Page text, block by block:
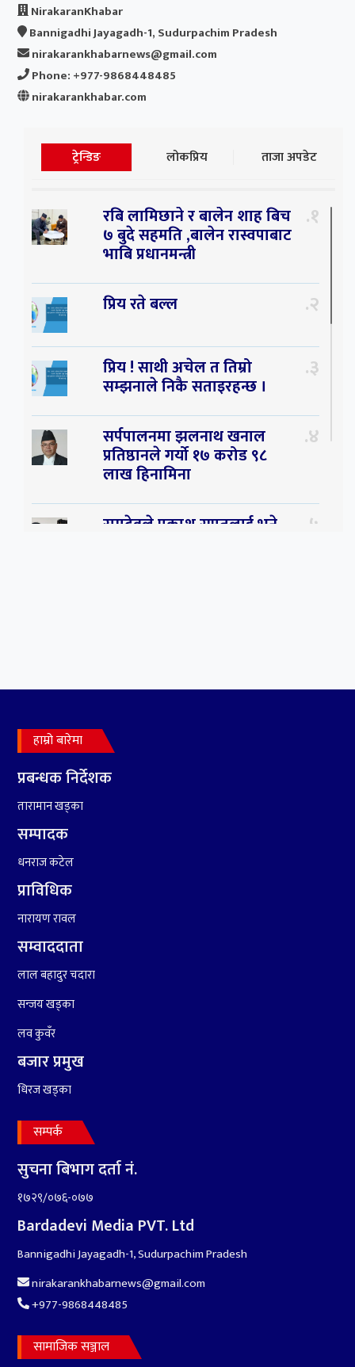
NirakaranKhabar
Bannigadhi Jayagadh-1, Sudurpachim Pradesh
nirakarankhabarnews@gmail.com
Phone: +977-9868448485
nirakarankhabar.com
ट्रेन्डिङ लोकप्रिय ताजा अपडेट
रबि लामिछाने र बालेन शाह बिच
७ बुदे सहमति ,बालेन रास्वपाबाट
भाबि प्रधानमन्त्री
१
प्रिय रते बल्ल २
प्रिय ! साथी अचेल त तिम्रो
सम्झनाले निकै सताइरहन्छ ।
३
सर्पपालनमा झलनाथ खनाल
प्रतिष्ठानले गर्यो १७ करोड ९८
लाख हिनामिना
४
रामदेवले प्रकाश सपुतलाई भने ५
७
हामी पनि त उडाउछौ ।
हाम्रो बारेमा
प्रबन्धक निर्देशक
तारामान खड्का
सम्पादक
धनराज कटेल
प्राविधिक
नारायण रावल
सम्वाददाता
लाल बहादुर चदारा
सन्जय खड्का
लव कुवँर
बजार प्रमुख
धिरज खड्का
सम्पर्क
सुचना बिभाग दर्ता नं.
१७२९/०७६-०७७
Bardadevi Media PVT. Ltd
Bannigadhi Jayagadh-1, Sudurpachim Pradesh
nirakarankhabarnews@gmail.com
+977-9868448485
सामाजिक सञ्जाल